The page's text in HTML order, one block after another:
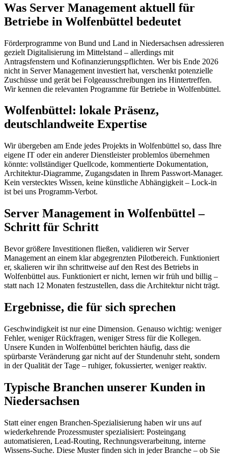
Was Server Management aktuell für
Betriebe in Wolfenbüttel bedeutet
Förderprogramme von Bund und Land in Niedersachsen adressieren
gezielt Digitalisierung im Mittelstand – allerdings mit
Antragsfenstern und Kofinanzierungspflichten. Wer bis Ende 2026
nicht in Server Management investiert hat, verschenkt potenzielle
Zuschüsse und gerät bei Folgeausschreibungen ins Hintertreffen.
Wir kennen die relevanten Programme für Betriebe in Wolfenbüttel.
Wolfenbüttel: lokale Präsenz,
deutschlandweite Expertise
Wir übergeben am Ende jedes Projekts in Wolfenbüttel so, dass Ihre
eigene IT oder ein anderer Dienstleister problemlos übernehmen
könnte: vollständiger Quellcode, kommentierte Dokumentation,
Architektur-Diagramme, Zugangsdaten in Ihrem Passwort-Manager.
Kein verstecktes Wissen, keine künstliche Abhängigkeit – Lock-in
ist bei uns Programm-Verbot.
Server Management in Wolfenbüttel –
Schritt für Schritt
Bevor größere Investitionen fließen, validieren wir Server
Management an einem klar abgegrenzten Pilotbereich. Funktioniert
er, skalieren wir ihn schrittweise auf den Rest des Betriebs in
Wolfenbüttel aus. Funktioniert er nicht, lernen wir früh und billig –
statt nach 12 Monaten festzustellen, dass die Architektur nicht trägt.
Ergebnisse, die für sich sprechen
Geschwindigkeit ist nur eine Dimension. Genauso wichtig: weniger
Fehler, weniger Rückfragen, weniger Stress für die Kollegen.
Unsere Kunden in Wolfenbüttel berichten häufig, dass die
spürbarste Veränderung gar nicht auf der Stundenuhr steht, sondern
in der Qualität der Tage – ruhiger, fokussierter, weniger reaktiv.
Typische Branchen unserer Kunden in
Niedersachsen
Statt einer engen Branchen-Spezialisierung haben wir uns auf
wiederkehrende Prozessmuster spezialisiert: Posteingang
automatisieren, Lead-Routing, Rechnungsverarbeitung, interne
Wissens-Suche. Diese Muster finden sich in jeder Branche – ob Sie